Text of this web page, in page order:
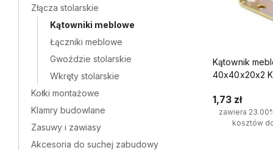
Złącza stolarskie
Kątowniki meblowe
Łączniki meblowe
Gwoździe stolarskie
Wkręty stolarskie
Kołki montażowe
Klamry budowlane
Zasuwy i zawiasy
Akcesoria do suchej zabudowy
Kątownik
40x40x20x2
1,73 zł
zawiera
kosztów